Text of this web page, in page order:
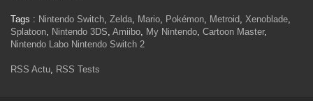
Tags : Nintendo Switch, Zelda, Mario, Pokémon, Metroid, Xenoblade,
Splatoon, Nintendo 3DS, Amiibo, My Nintendo, Cartoon Master,
Nintendo Labo Nintendo Switch 2
RSS Actu, RSS Tests